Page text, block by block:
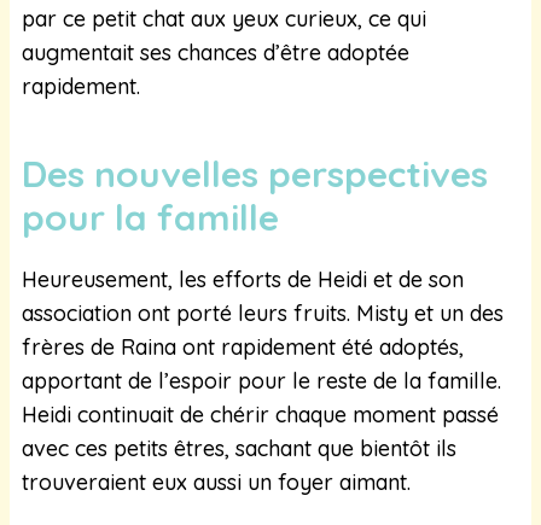
par ce petit chat aux yeux curieux, ce qui
augmentait ses chances d’être adoptée
rapidement.
Des nouvelles perspectives
pour la famille
Heureusement, les efforts de Heidi et de son
association ont porté leurs fruits. Misty et un des
frères de Raina ont rapidement été adoptés,
apportant de l’espoir pour le reste de la famille.
Heidi continuait de chérir chaque moment passé
avec ces petits êtres, sachant que bientôt ils
trouveraient eux aussi un foyer aimant.